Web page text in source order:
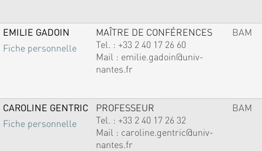
EMILIE GADOIN
Fiche personnelle
MAÎTRE DE CONFÉRENCES
Tel. : +33 2 40 17 26 60
Mail : emilie.gadoin@univ-
nantes.fr
BAM
CAROLINE GENTRIC
Fiche personnelle
PROFESSEUR
Tel. : +33 2 40 17 26 32
Mail : caroline.gentric@univ-
nantes.fr
BAM